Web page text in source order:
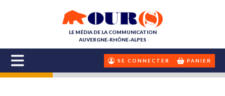
LE MÉDIA DE LA COMMUNICATION
AUVERGNE-RHÔNE-ALPES
SE CONNECTER PANIER